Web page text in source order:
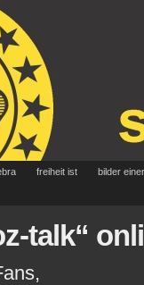
freiheit ist bilder
talk“